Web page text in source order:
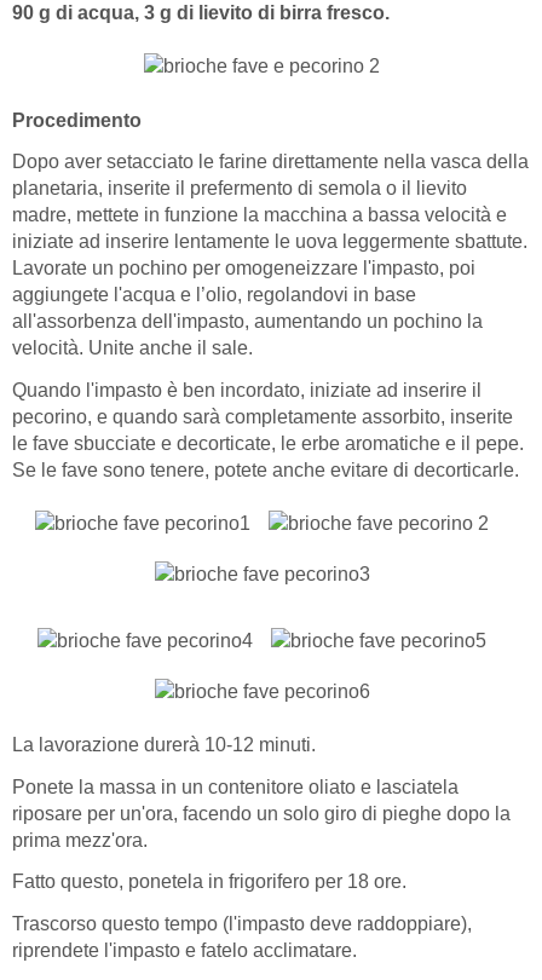
90 g di acqua, 3 g di lievito di birra fresco.
Procedimento
Dopo aver setacciato le farine direttamente nella vasca della
planetaria, inserite il prefermento di semola o il lievito
madre, mettete in funzione la macchina a bassa velocità e
iniziate ad inserire lentamente le uova leggermente sbattute.
Lavorate un pochino per omogeneizzare l'impasto, poi
aggiungete l'acqua e l’olio, regolandovi in base
all'assorbenza dell'impasto, aumentando un pochino la
velocità. Unite anche il sale.
Quando l'impasto è ben incordato, iniziate ad inserire il
pecorino, e quando sarà completamente assorbito, inserite
le fave sbucciate e decorticate, le erbe aromatiche e il pepe.
Se le fave sono tenere, potete anche evitare di decorticarle.
La lavorazione durerà 10-12 minuti.
Ponete la massa in un contenitore oliato e lasciatela
riposare per un'ora, facendo un solo giro di pieghe dopo la
prima mezz'ora.
Fatto questo, ponetela in frigorifero per 18 ore.
Trascorso questo tempo (l'impasto deve raddoppiare),
riprendete l'impasto e fatelo acclimatare.